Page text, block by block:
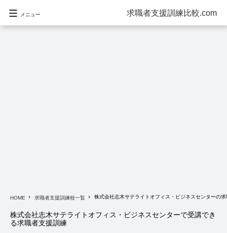
求職者支援訓練比較.com
メニュー
HOME navigate_next 求職者支援訓練校一覧 navigate_next 株式会社志木サテライトオフィス・ビジネスセンターの
株式会社志木サテライトオフィス・ビジネスセンターで受講でき
る求職者支援訓練